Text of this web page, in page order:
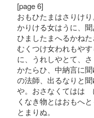
[page 6]
おもひたまはさりけ
かりける女はうに、
ひましたまへるかね
むくつけ女われもや
に、うれしやとて、
かたらひ、中納言に
の法師、出るなりと
や。おさなくてはは
くなき物とはおもへ
とまりぬ。